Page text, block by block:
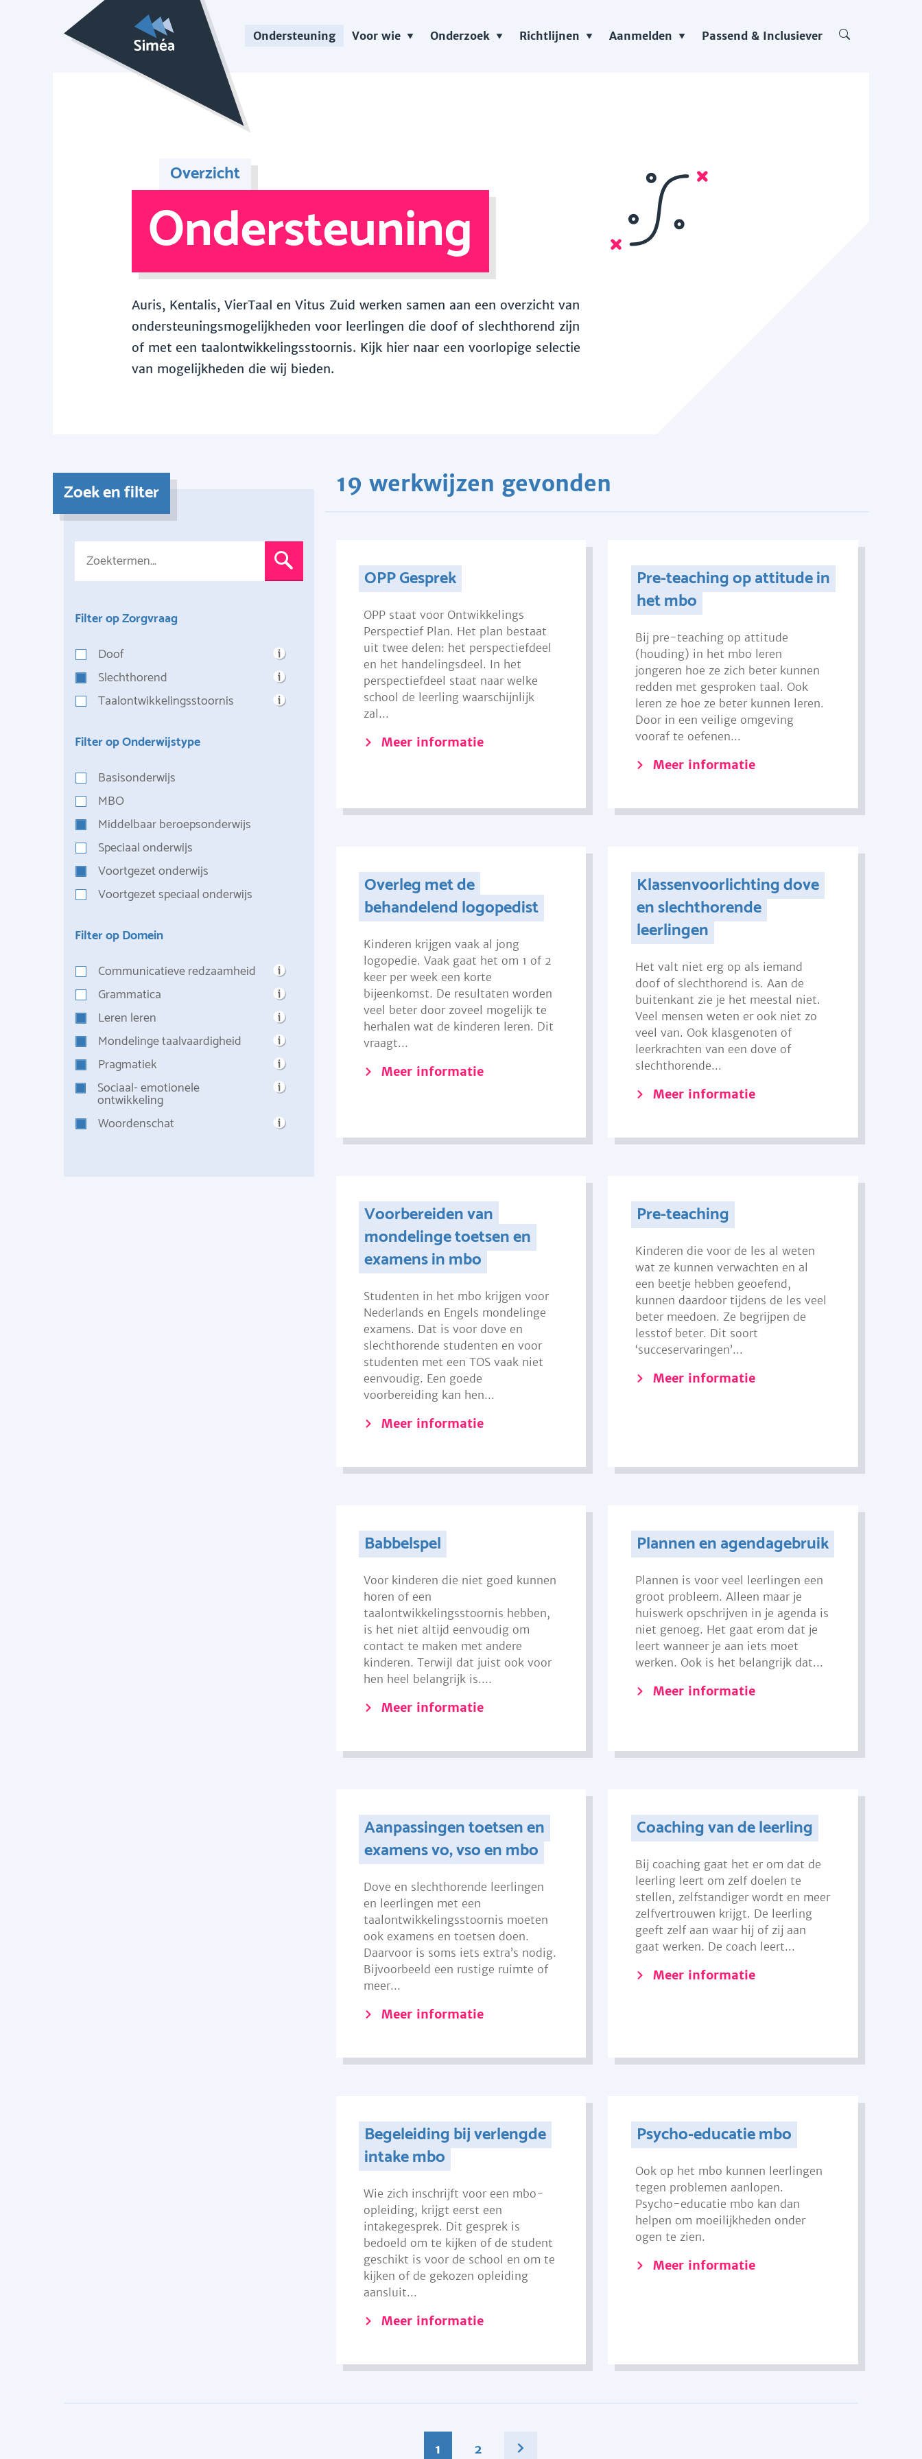
Ondersteuning Voor wie Onderzoek Richtlijnen Aanmelden Passend & Inclusiever
Overzicht
Ondersteuning
Auris, Kentalis, VierTaal en Vitus Zuid werken samen aan een overzicht van
ondersteuningsmogelijkheden voor leerlingen die doof of slechthorend zijn
of met een taalontwikkelingsstoornis. Kijk hier naar een voorlopige selectie
van mogelijkheden die wij bieden.
Zoek en filter
Filter op Zorgvraag
Doof
Slechthorend
Taalontwikkelingsstoornis
Filter op Onderwijstype
Basisonderwijs
MBO
Middelbaar beroepsonderwijs
Speciaal onderwijs
Voortgezet onderwijs
Voortgezet speciaal onderwijs
Filter op Domein
Communicatieve redzaamheid
Grammatica
Leren leren
Mondelinge taalvaardigheid
Pragmatiek
Sociaal- emotionele
ontwikkeling
Woordenschat
19 werkwijzen gevonden
OPP Gesprek
OPP staat voor Ontwikkelings
Perspectief Plan. Het plan bestaat
uit twee delen: het perspectiefdeel
en het handelingsdeel. In het
perspectiefdeel staat naar welke
school de leerling waarschijnlijk
zal...
Meer informatie
Pre-teaching op attitude in
het mbo
Bij pre-teaching op attitude
(houding) in het mbo leren
jongeren hoe ze zich beter kunnen
redden met gesproken taal. Ook
leren ze hoe ze beter kunnen leren.
Door in een veilige omgeving
vooraf te oefenen...
Meer informatie
Overleg met de
behandelend logopedist
Kinderen krijgen vaak al jong
logopedie. Vaak gaat het om 1 of 2
keer per week een korte
bijeenkomst. De resultaten worden
veel beter door zoveel mogelijk te
herhalen wat de kinderen leren. Dit
vraagt...
Meer informatie
Klassenvoorlichting dove
en slechthorende
leerlingen
Het valt niet erg op als iemand
doof of slechthorend is. Aan de
buitenkant zie je het meestal niet.
Veel mensen weten er ook niet zo
veel van. Ook klasgenoten of
leerkrachten van een dove of
slechthorende...
Meer informatie
Voorbereiden van
mondelinge toetsen en
examens in mbo
Studenten in het mbo krijgen voor
Nederlands en Engels mondelinge
examens. Dat is voor dove en
slechthorende studenten en voor
studenten met een TOS vaak niet
eenvoudig. Een goede
voorbereiding kan hen...
Meer informatie
Pre-teaching
Kinderen die voor de les al weten
wat ze kunnen verwachten en al
een beetje hebben geoefend,
kunnen daardoor tijdens de les veel
beter meedoen. Ze begrijpen de
lesstof beter. Dit soort
‘succeservaringen’...
Meer informatie
Babbelspel
Voor kinderen die niet goed kunnen
horen of een
taalontwikkelingsstoornis hebben,
is het niet altijd eenvoudig om
contact te maken met andere
kinderen. Terwijl dat juist ook voor
hen heel belangrijk is....
Meer informatie
Plannen en agendagebruik
Plannen is voor veel leerlingen een
groot probleem. Alleen maar je
huiswerk opschrijven in je agenda is
niet genoeg. Het gaat erom dat je
leert wanneer je aan iets moet
werken. Ook is het belangrijk dat...
Meer informatie
Aanpassingen toetsen en
examens vo, vso en mbo
Dove en slechthorende leerlingen
en leerlingen met een
taalontwikkelingsstoornis moeten
ook examens en toetsen doen.
Daarvoor is soms iets extra’s nodig.
Bijvoorbeeld een rustige ruimte of
meer...
Meer informatie
Coaching van de leerling
Bij coaching gaat het er om dat de
leerling leert om zelf doelen te
stellen, zelfstandiger wordt en meer
zelfvertrouwen krijgt. De leerling
geeft zelf aan waar hij of zij aan
gaat werken. De coach leert...
Meer informatie
Begeleiding bij verlengde
intake mbo
Wie zich inschrijft voor een mbo-
opleiding, krijgt eerst een
intakegesprek. Dit gesprek is
bedoeld om te kijken of de student
geschikt is voor de school en om te
kijken of de gekozen opleiding
aansluit...
Meer informatie
Psycho-educatie mbo
Ook op het mbo kunnen leerlingen
tegen problemen aanlopen.
Psycho-educatie mbo kan dan
helpen om moeilijkheden onder
ogen te zien.
Meer informatie
1 2